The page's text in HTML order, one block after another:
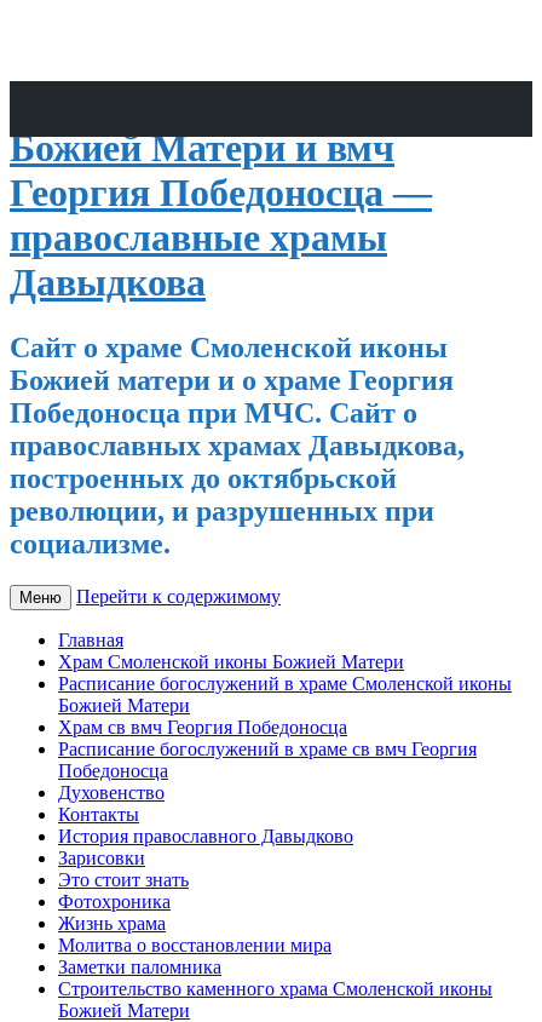
Божией Матери и вмч
Георгия Победоносца —
православные храмы
Давыдкова
Сайт о храме Смоленской иконы
Божией матери и о храме Георгия
Победоносца при МЧС. Сайт о
православных храмах Давыдкова,
построенных до октябрьской
революции, и разрушенных при
социализме.
Меню Перейти к содержимому
Главная
Храм Смоленской иконы Божией Матери
Расписание богослужений в храме Смоленской иконы
Божией Матери
Храм св вмч Георгия Победоносца
Расписание богослужений в храме св вмч Георгия
Победоносца
Духовенство
Контакты
История православного Давыдково
Зарисовки
Это стоит знать
Фотохроника
Жизнь храма
Молитва о восстановлении мира
Заметки паломника
Строительство каменного храма Смоленской иконы
Божией Матери